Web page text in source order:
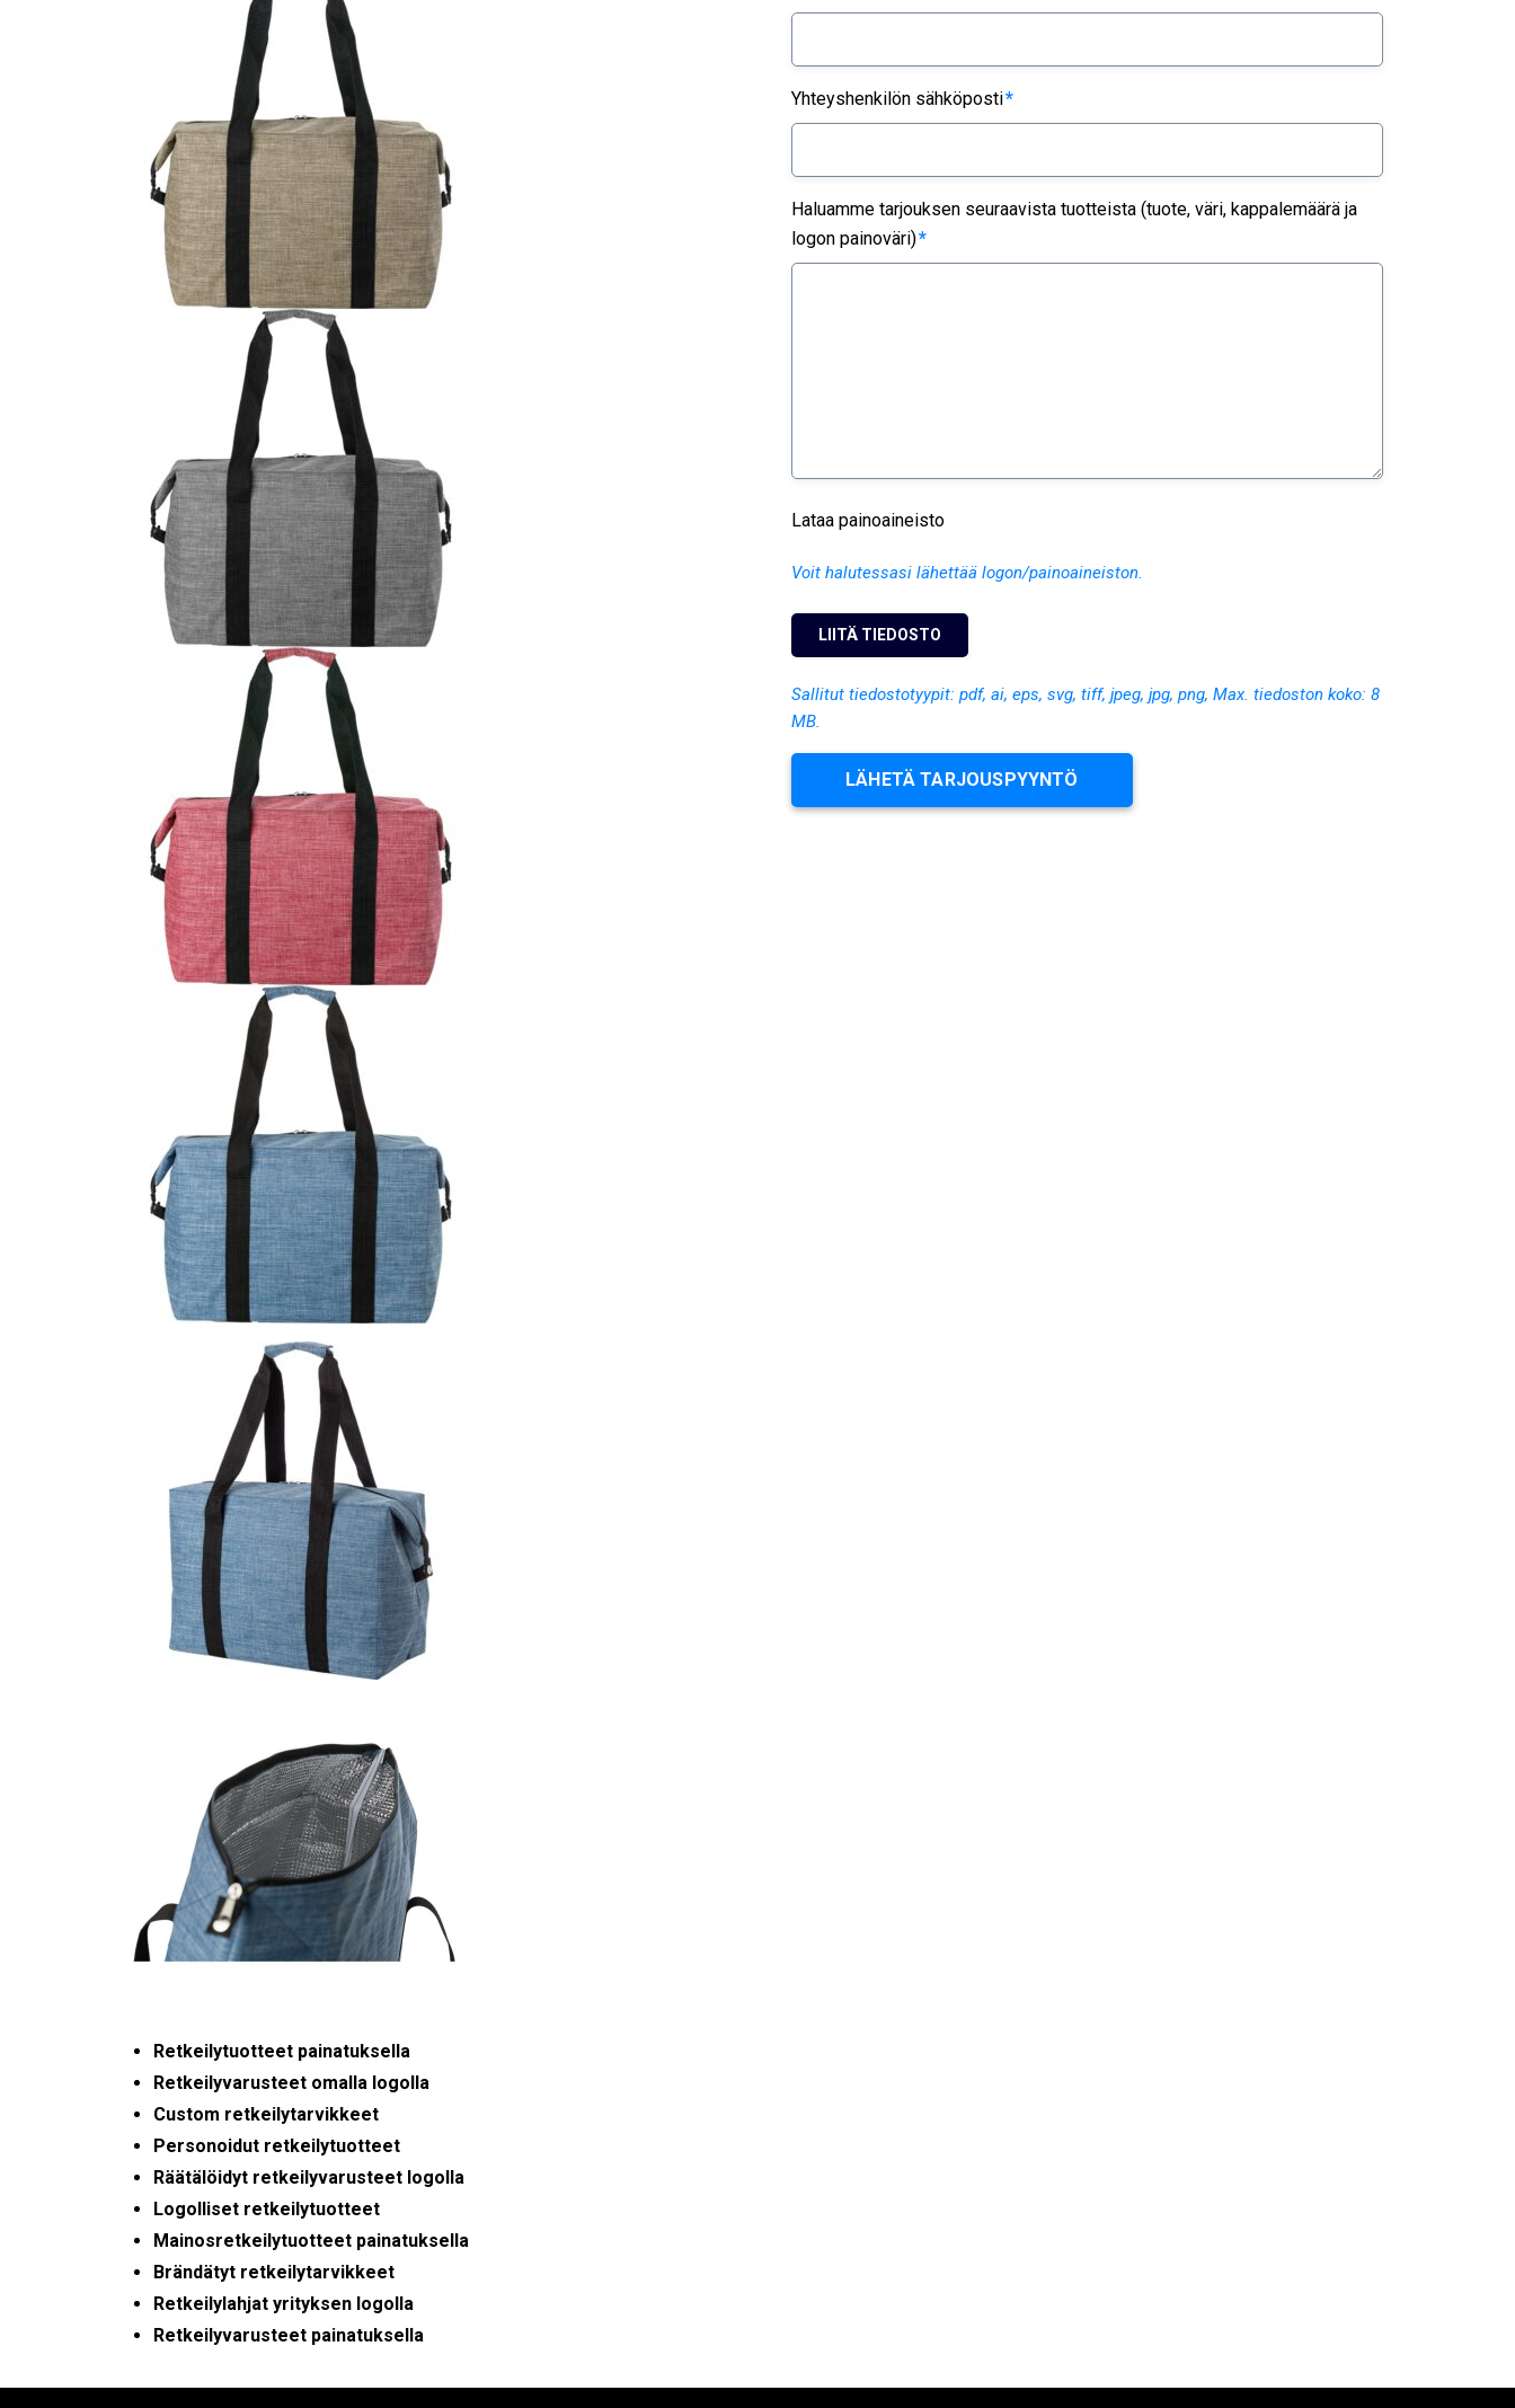
Retkeilytuotteet painatuksella
Retkeilyvarusteet omalla logolla
Custom retkeilytarvikkeet
Personoidut retkeilytuotteet
Räätälöidyt retkeilyvarusteet logolla
Logolliset retkeilytuotteet
Mainosretkeilytuotteet painatuksella
Brändätyt retkeilytarvikkeet
Retkeilylahjat yrityksen logolla
Retkeilyvarusteet painatuksella
Yhteyshenkilön sähköposti*
Haluamme tarjouksen seuraavista tuotteista (tuote, väri, kappalemäärä ja
logon painoväri)*
Lataa painoaineisto
Voit halutessasi lähettää logon/painoaineiston.
Sallitut tiedostotyypit: pdf, ai, eps, svg, tiff, jpeg, jpg, png, Max. tiedoston koko: 8
MB.
LÄHETÄ TARJOUSPYYNTÖ